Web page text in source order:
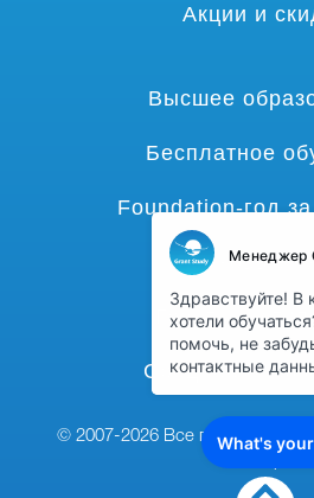
Акции и
Высшее
Бесплатное
Foundation-год
Языковые
Гранты и
Среднее
© 2007-2026 Все права